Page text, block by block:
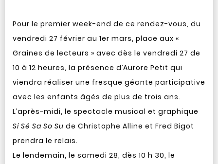
Pour le premier week-end de ce rendez-vous, du
vendredi 27 février au 1er mars, place aux «
Graines de lecteurs » avec dès le vendredi 27 de
10 à 12 heures, la présence d’Aurore Petit qui
viendra réaliser une fresque géante participative
avec les enfants âgés de plus de trois ans.
L’après-midi, le spectacle musical et graphique
Si Sé Sa So Su de Christophe Alline et Fred Bigot
prendra le relais.
Le lendemain, le samedi 28, dès 10 h 30, le